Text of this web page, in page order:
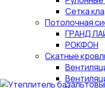
Сетка
Потолочная
ГРАНД
РОКФОН
Скатные